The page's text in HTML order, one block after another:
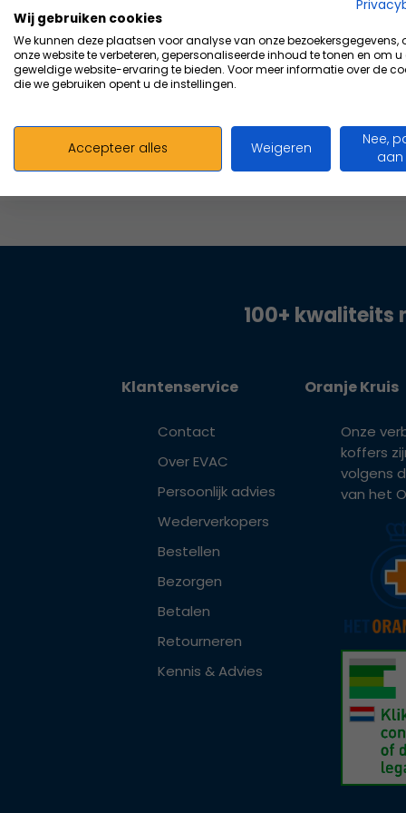
Vergelijk
15,12Excl.
100+ kwaliteits
Klantenservice
Contact
Over EVAC
Persoonlijk advies
Wederverkopers
Bestellen
Bezorgen
Betalen
Retourneren
Kennis & Advies
Oranje Kruis
Onze
koffers
volgens
van het
Wij gebruiken cookies
We kunnen deze plaatsen voor analyse van onze bezoekersgegevens,
onze website te verbeteren, gepersonaliseerde inhoud te tonen en om u
geweldige website-ervaring te bieden. Voor meer informatie over de
die we gebruiken opent u de instellingen.
Accepteer alles Weigeren
Nee,
aan